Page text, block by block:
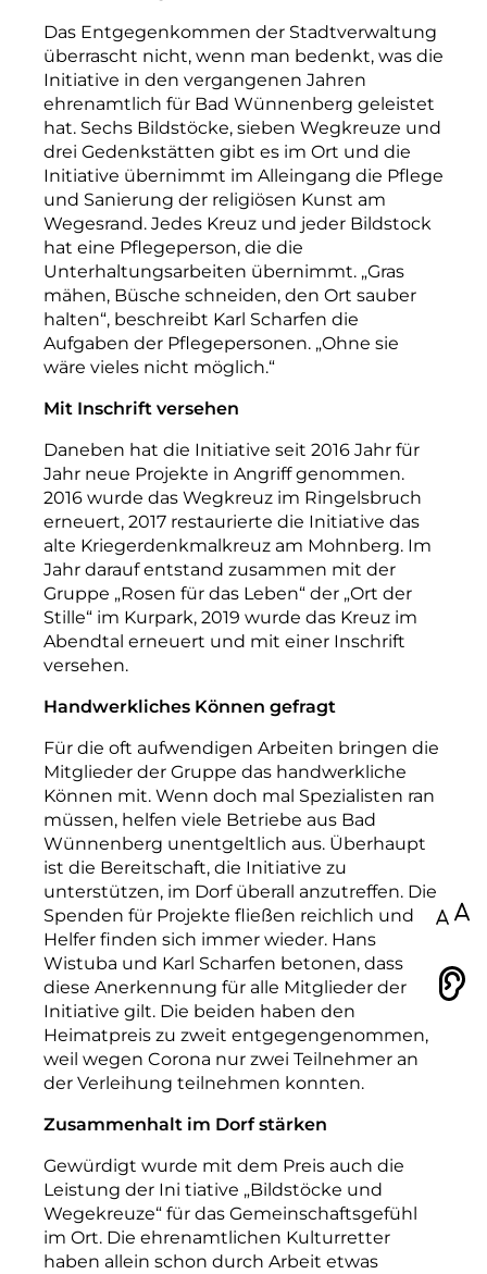
Das Entgegenkommen der Stadtverwaltung
überrascht nicht, wenn man bedenkt, was die
Initiative in den vergangenen Jahren
ehrenamtlich für Bad Wünnenberg geleistet
hat. Sechs Bildstöcke, sieben Wegkreuze und
drei Gedenkstätten gibt es im Ort und die
Initiative übernimmt im Alleingang die Pflege
und Sanierung der religiösen Kunst am
Wegesrand. Jedes Kreuz und jeder Bildstock
hat eine Pflegeperson, die die
Unterhaltungsarbeiten übernimmt. „Gras
mähen, Büsche schneiden, den Ort sauber
halten“, beschreibt Karl Scharfen die
Aufgaben der Pflegepersonen. „Ohne sie
wäre vieles nicht möglich.“
Mit Inschrift versehen
Daneben hat die Initiative seit 2016 Jahr für
Jahr neue Projekte in Angriff genommen.
2016 wurde das Wegkreuz im Ringelsbruch
erneuert, 2017 restaurierte die Initiative das
alte Kriegerdenkmalkreuz am Mohnberg. Im
Jahr darauf entstand zusammen mit der
Gruppe „Rosen für das Leben“ der „Ort der
Stille“ im Kurpark, 2019 wurde das Kreuz im
Abendtal erneuert und mit einer Inschrift
versehen.
Handwerkliches Können gefragt
Für die oft aufwendigen Arbeiten bringen die
Mitglieder der Gruppe das handwerkliche
Können mit. Wenn doch mal Spezialisten ran
müssen, helfen viele Betriebe aus Bad
Wünnenberg unentgeltlich aus. Überhaupt
ist die Bereitschaft, die Initiative zu
unterstützen, im Dorf überall anzutreffen. Die
Spenden für Projekte fließen reichlich und
Helfer finden sich immer wieder. Hans
Wistuba und Karl Scharfen betonen, dass
diese Anerkennung für alle Mitglieder der
Initiative gilt. Die beiden haben den
Heimatpreis zu zweit entgegengenommen,
weil wegen Corona nur zwei Teilnehmer an
der Verleihung teilnehmen konnten.
Zusammenhalt im Dorf stärken
Gewürdigt wurde mit dem Preis auch die
Leistung der Ini tiative „Bildstöcke und
Wegekreuze“ für das Gemeinschaftsgefühl
im Ort. Die ehrenamtlichen Kulturretter
haben allein schon durch Arbeit etwas
100
Vorlesen